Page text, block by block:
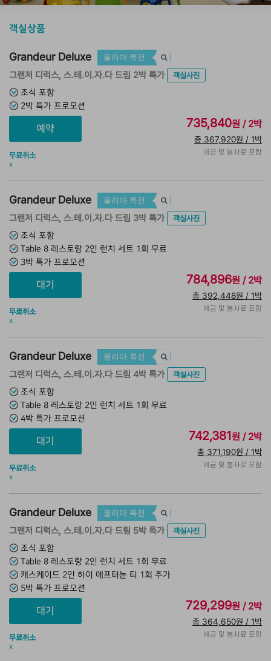
객실상품
Grandeur Deluxe 물리아 특전
그랜저 디럭스, 스.테.이.자.다 드림 2박 특가
객실사진
조식 포함
2박 특가 프로모션
무료취소
x
735,840원 / 2박
총 367,920원 / 1박
세금 및 봉사료 포함
Grandeur Deluxe 물리아 특전
그랜저 디럭스, 스.테.이.자.다 드림 3박 특가
객실사진
조식 포함
Table 8 레스토랑 2인 런치 세트 1회 무료
3박 특가 프로모션
무료취소
x
784,896원 / 2박
총 392,448원 / 1박
세금 및 봉사료 포함
Grandeur Deluxe 물리아 특전
그랜저 디럭스, 스.테.이.자.다 드림 4박 특가
객실사진
조식 포함
Table 8 레스토랑 2인 런치 세트 1회 무료
4박 특가 프로모션
무료취소
x
742,381원 / 2박
총 371,190원 / 1박
세금 및 봉사료 포함
Grandeur Deluxe 물리아 특전
그랜저 디럭스, 스.테.이.자.다 드림 5박 특가
객실사진
조식 포함
Table 8 레스토랑 2인 런치 세트 1회 무료
캐스케이드 2인 하이 애프터눈 티 1회 추가
5박 특가 프로모션
무료취소
x
729,299원 / 2박
총 364,650원 / 1박
세금 및 봉사료 포함